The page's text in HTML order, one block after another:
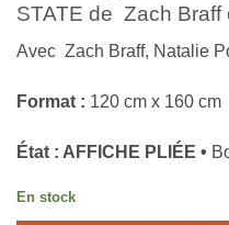
STATE de Zach Braff
Avec Zach Braff, Natalie
Format : 120 cm x 160 cm
État : AFFICHE PLIÉE •
En stock